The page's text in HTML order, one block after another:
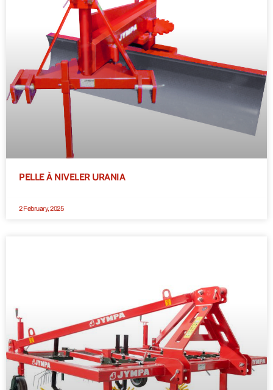
PELLE À NIVELER URANIA
2 February, 2025